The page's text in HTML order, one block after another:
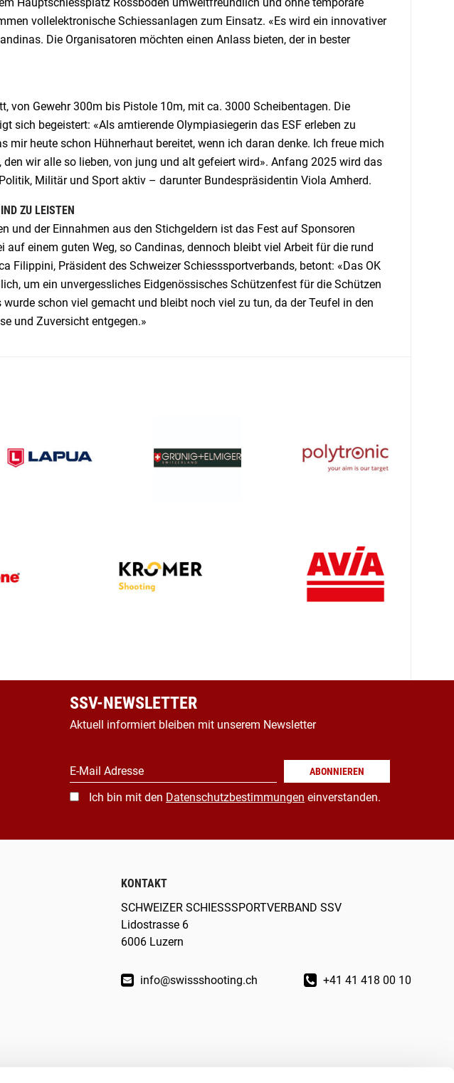
vollelektronische Schiessanlagen zum Einsatz. «Es wird ein innovativer
Die Organisatoren möchten einen Anlass bieten, der in bester
von Gewehr 300m bis Pistole 10m, mit ca. 3000 Scheibentagen. Die
sich begeistert: «Als amtierende Olympiasiegerin das ESF erleben zu
mir heute schon Hühnerhaut bereitet, wenn ich daran denke. Ich freue mich
wir alle so lieben, von jung und alt gefeiert wird». Anfang 2025 wird das
Militär und Sport aktiv – darunter Bundespräsidentin Viola Amherd.
ZU LEISTEN
und der Einnahmen aus den Stichgeldern ist das Fest auf Sponsoren
auf einem guten Weg, so Candinas, dennoch bleibt viel Arbeit für die rund
Filippini, Präsident des Schweizer Schiesssportverbands, betont: «Das OK
um ein unvergessliches Eidgenössisches Schützenfest für die Schützen
schon viel gemacht und bleibt noch viel zu tun, da der Teufel in den
und Zuversicht entgegen.»
SSV-NEWSLETTER
Aktuell informiert bleiben mit unserem Newsletter
E-Mail Adresse ABONNIEREN
Ich bin mit den Datenschutzbestimmungen einverstanden.
KONTAKT
SCHWEIZER SCHIESSSPORTVERBAND SSV
Lidostrasse 6
6006 Luzern
info@swissshooting.ch +41 41 418 00 10